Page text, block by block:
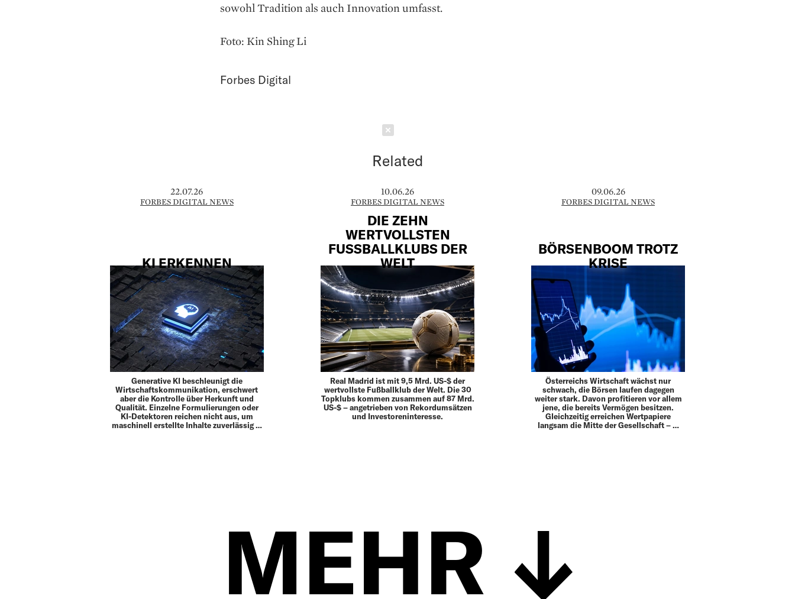
sowohl Tradition als auch Innovation umfasst.
Foto: Kin Shing Li
Forbes Digital
Related
22.07.26
FORBES DIGITAL NEWS
KI ERKENNEN
Generative KI beschleunigt die
Wirtschaftskommunikation, erschwert
aber die Kontrolle über Herkunft und
Qualität. Einzelne Formulierungen oder
KI-Detektoren reichen nicht aus, um
maschinell erstellte Inhalte zuverlässig …
10.06.26
FORBES DIGITAL NEWS
DIE ZEHN
WERTVOLLSTEN
FUSSBALLKLUBS DER W
ELT
Real Madrid ist mit 9,5 Mrd. US-$ der
wertvollste Fußballklub der Welt. Die 30
Topklubs kommen zusammen auf 87 Mrd.
US-$ – angetrieben von Rekordumsätzen
und Investoreninteresse.
09.06.26
FORBES DIGITAL NEWS
BÖRSENBOOM TROTZ
KRISE
Österreichs Wirtschaft wächst nur
schwach, die Börsen laufen dagegen
weiter stark. Davon profitieren vor allem
jene, die bereits Vermögen besitzen.
Gleichzeitig erreichen Wertpapiere
langsam die Mitte der Gesellschaft – …
MEHR